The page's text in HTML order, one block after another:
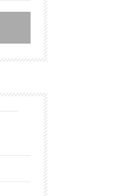
Alternative: